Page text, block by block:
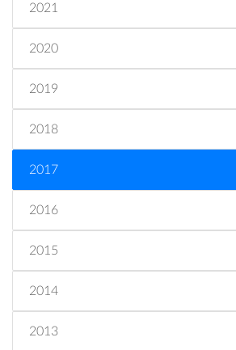
2021
2020
2019
2018
2017
2016
2015
2014
2013